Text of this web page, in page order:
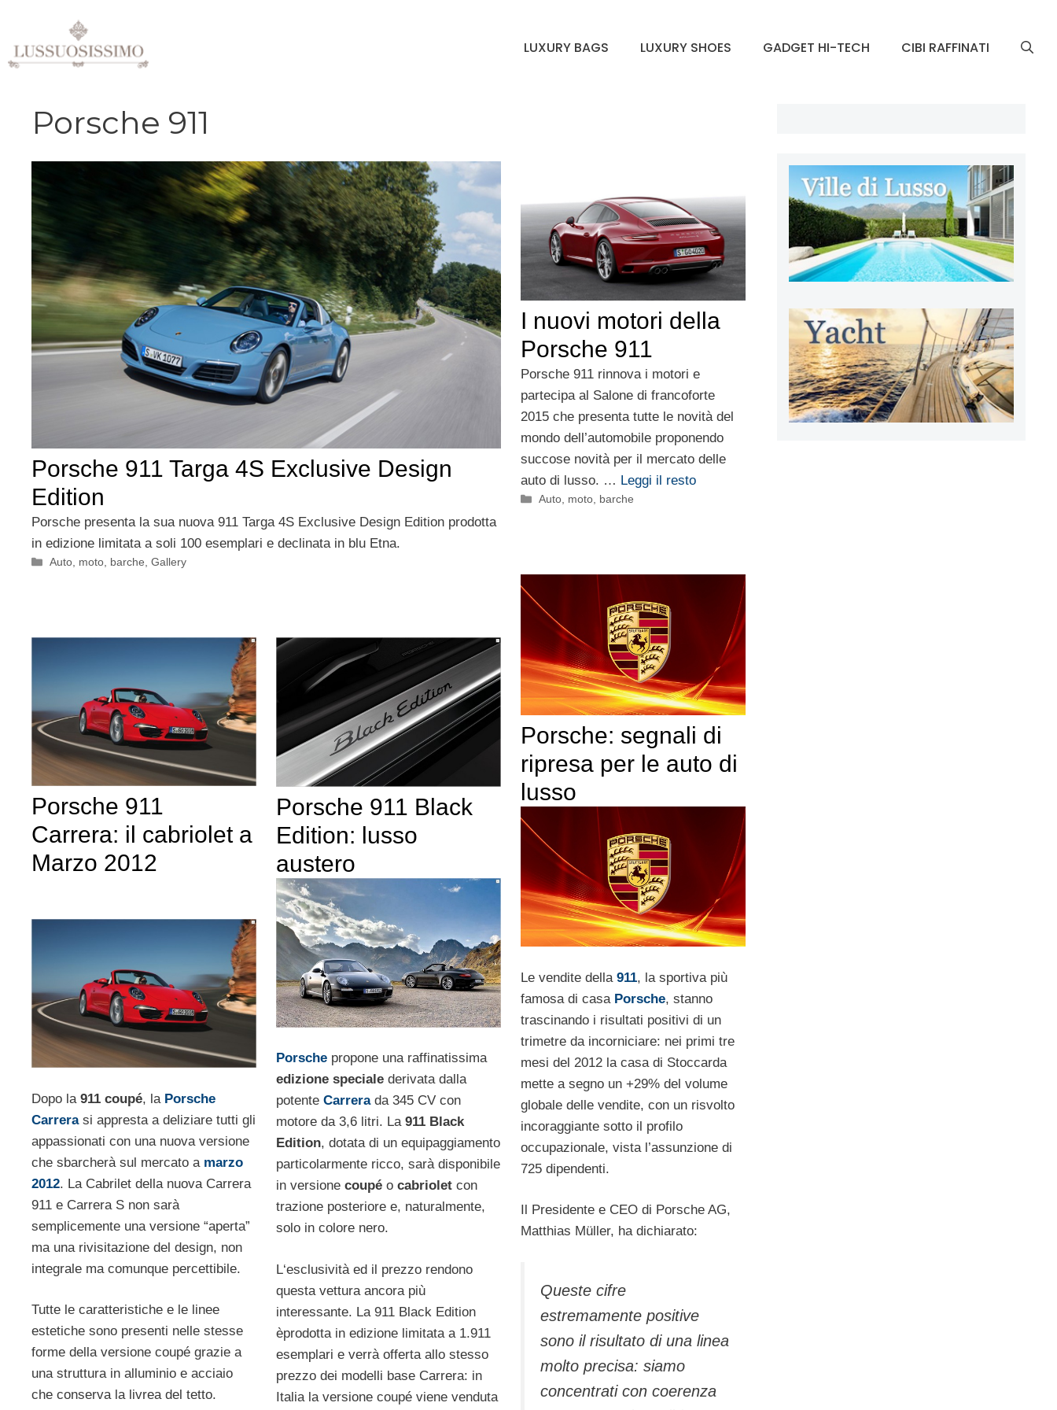
contenuto
LUXURY BAGS LUXURY SHOES GADGET HI-TECH CIBI RAFFINATI
Porsche 911
Porsche 911 Targa 4S Exclusive Design
Edition
Porsche presenta la sua nuova 911 Targa 4S Exclusive Design Edition prodotta
in edizione limitata a soli 100 esemplari e declinata in blu Etna.
Categorie
Auto, moto, barche ,Gallery
I nuovi motori della
Porsche 911
Porsche 911 rinnova i motori e
partecipa al Salone di francoforte
2015 che presenta tutte le novità del
mondo dell’automobile proponendo
succose novità per il mercato delle
auto di lusso. … Leggi il resto
Categorie
Auto, moto, barche
Porsche: segnali di
ripresa per le auto di
lusso
Le vendite della 911, la sportiva più
famosa di casa Porsche, stanno
trascinando i risultati positivi di un
trimetre da incorniciare: nei primi tre
mesi del 2012 la casa di Stoccarda
mette a segno un +29% del volume
globale delle vendite, con un risvolto
incoraggiante sotto il profilo
occupazionale, vista l’assunzione di
725 dipendenti.
Il Presidente e CEO di Porsche AG,
Matthias Müller, ha dichiarato:
Queste cifre
estremamente positive
sono il risultato di una linea
molto precisa: siamo
concentrati con coerenza
Porsche 911
Carrera: il cabriolet a
Marzo 2012
Dopo la 911 coupé, la Porsche
Carrerasi appresta a deliziare tutti gli
appassionati con una nuova versione
che sbarcherà sul mercato a marzo
2012. La Cabrilet della nuova Carrera
911 e Carrera S non sarà
semplicemente una versione “aperta”
ma una rivisitazione del design, non
integrale ma comunque percettibile.
Tutte le caratteristiche e le linee
estetiche sono presenti nelle stesse
forme della versione coupé grazie a
una struttura in alluminio e acciaio
che conserva la livrea del tetto.
Porsche 911 Black
Edition: lusso
austero
Porschepropone una raffinatissima
edizione specialederivata dalla
potente Carrerada 345 CV con
motore da 3,6 litri. La 911 Black
Edition, dotata di un equipaggiamento
particolarmente ricco, sarà disponibile
in versione coupéocabrioletcon
trazione posteriore e, naturalmente,
solo in colore nero.
L‘esclusività ed il prezzo rendono
questa vettura ancora più
interessante. La 911 Black Edition
èprodotta in edizione limitata a 1.911
esemplari e verrà offerta allo stesso
prezzo dei modelli base Carrera: in
Italia la versione coupé viene venduta